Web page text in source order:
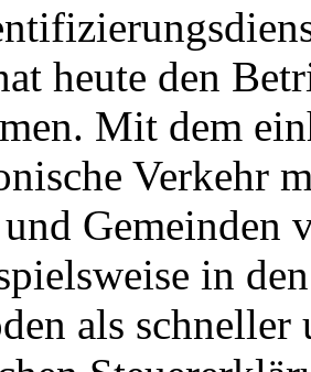
heute den
Mit dem
Verkehr
Gemeinden
in
als